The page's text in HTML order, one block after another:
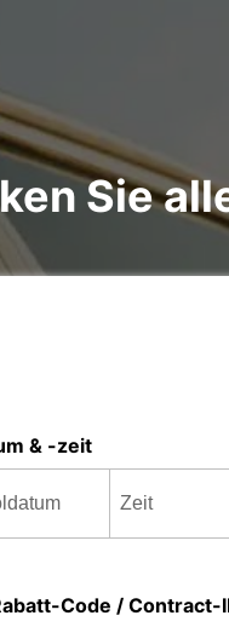
Sie
& -zeit
Code / Contract-